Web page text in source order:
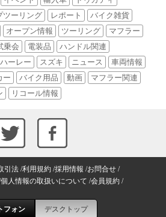
ツーリング レポート
バイク雑貨
オープン情報 ツーリング
マフラー
乗会 電装品
ハンドル関連
ハーレー スズキ ニュース
車両情報
ー バイク用品 動画
マフラー関連
リコール情報
引法 利用規約 採用情報 お問合せ
個人情報の取扱いについて 会員規約
フォン デスクトップ